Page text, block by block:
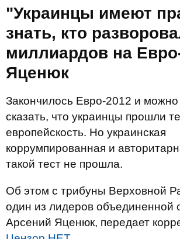
"Украинцы имеют
знать, кто
миллиардов на
Яценюк
Закончилось Евро-2012 и
сказать, что украинцы прошли
европейскость. Но украинская
коррумпированная и
такой тест не прошла.
Об этом с трибуны Верховной
один из лидеров объединенной
Арсений Яценюк, передает